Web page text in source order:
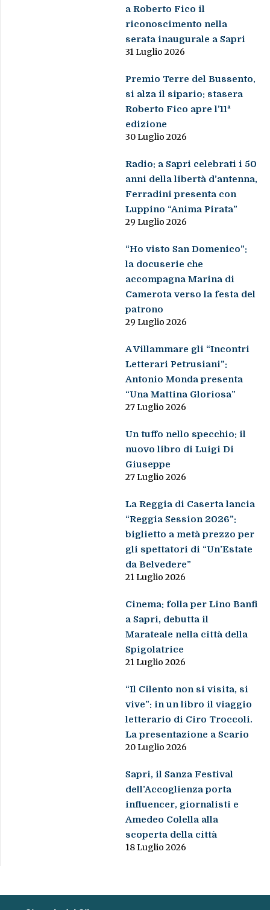
a Roberto Fico il
riconoscimento nella
serata inaugurale a Sapri
31 Luglio 2026
Premio Terre del Bussento,
si alza il sipario: stasera
Roberto Fico apre l’11ª
edizione
30 Luglio 2026
Radio: a Sapri celebrati i 50
anni della libertà d’antenna,
Ferradini presenta con
Luppino “Anima Pirata”
29 Luglio 2026
“Ho visto San Domenico”:
la docuserie che
accompagna Marina di
Camerota verso la festa del
patrono
29 Luglio 2026
A Villammare gli “Incontri
Letterari Petrusiani”:
Antonio Monda presenta
“Una Mattina Gloriosa”
27 Luglio 2026
Un tuffo nello specchio: il
nuovo libro di Luigi Di
Giuseppe
27 Luglio 2026
La Reggia di Caserta lancia
“Reggia Session 2026”:
biglietto a metà prezzo per
gli spettatori di “Un’Estate
da Belvedere”
21 Luglio 2026
Cinema: folla per Lino Banfi
a Sapri, debutta il
Marateale nella città della
Spigolatrice
21 Luglio 2026
“Il Cilento non si visita, si
vive”: in un libro il viaggio
letterario di Ciro Troccoli.
La presentazione a Scario
20 Luglio 2026
Sapri, il Sanza Festival
dell’Accoglienza porta
influencer, giornalisti e
Amedeo Colella alla
scoperta della città
18 Luglio 2026